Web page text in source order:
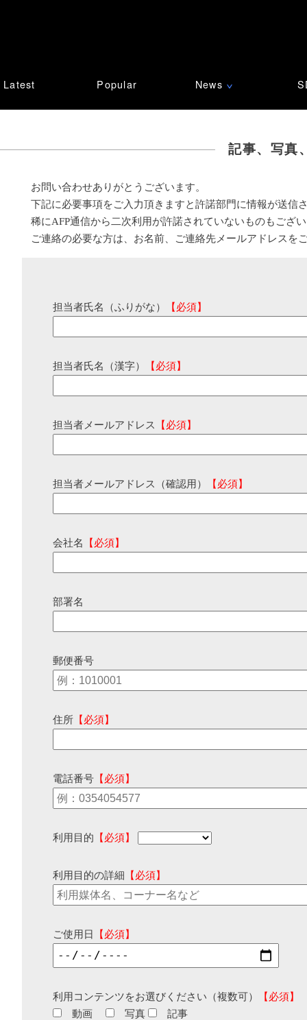
Latest Popular News ∨
記事、写真
お問い合わせありがとうございます。
下記に必要事項をご入力頂きますと許諾部門に情報が送信
稀にAFP通信から二次利用が許諾されていないものもござ
ご連絡の必要な方は、お名前、ご連絡先メールアドレスを
担当者氏名（ふりがな） 【必須】
担当者氏名（漢字） 【必須】
担当者メールアドレス 【必須】
担当者メールアドレス（確認用） 【必須】
会社名 【必須】
部署名
郵便番号
住所 【必須】
電話番号 【必須】
利用目的 【必須】
利用目的の詳細 【必須】
ご使用日 【必須】
利用コンテンツをお選びください（複数可）
【必須】
動画
写真 記事